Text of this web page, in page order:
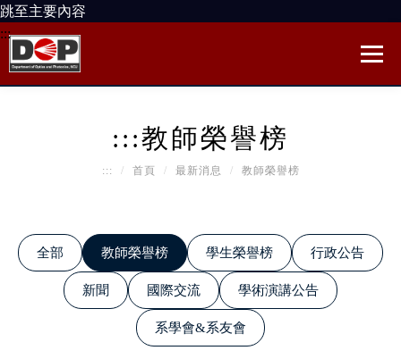
跳至主要內容
:::
:::教師榮譽榜
::: 首頁 最新消息 教師榮譽榜
全部 教師榮譽榜 學生榮譽榜 行政公告
新聞 國際交流 學術演講公告
系學會&系友會